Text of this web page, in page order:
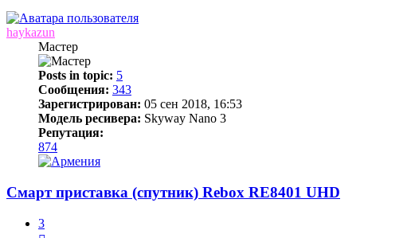
haykazun
Мастер
Posts in topic: 5
Сообщения: 343
Зарегистрирован: 05 сен 2018, 16:53
Модель ресивера: Skyway Nano 3
Репутация:
874
Смарт приставка (спутник) Rebox RE8401 UHD
3